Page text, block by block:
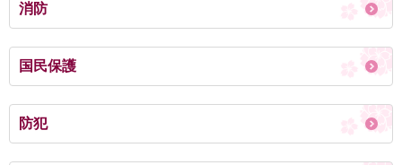
消防
国民保護
防犯